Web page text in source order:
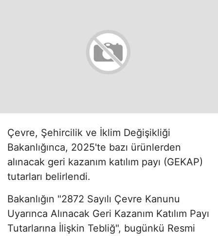
Çevre, Şehircilik ve İklim Değişikliği
Bakanlığınca, 2025'te bazı ürünlerden
alınacak geri kazanım katılım payı (GEKAP)
tutarları belirlendi.
Bakanlığın "2872 Sayılı Çevre Kanunu
Uyarınca Alınacak Geri Kazanım Katılım Payı
Tutarlarına İlişkin Tebliğ", bugünkü Resmi